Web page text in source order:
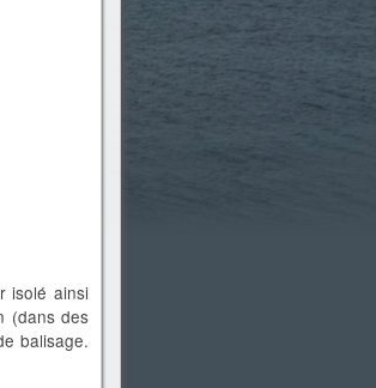
isolé ainsi
(dans des
balisage.